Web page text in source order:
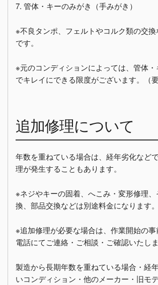
7. 管体・キーのみがき（手みがき）
※不良タンポ、フェルトやコルク類の交
です。
※元のコンディションによっては、管体・
でキレイにできる限度がございます。（要
追加修理について
年数を重ねている場合は、経年劣化など
理が発生することもあります。
※ネジやキーの固着、へこみ・変形修理
換、部品交換などは別途料金になります。
※追加修理が必要な場合は、作業開始の
電話にてご連絡・ご相談・ご確認いたしま
製造から長期年数を重ねている場合・経
いコンディション・他のメーカー・旧モ